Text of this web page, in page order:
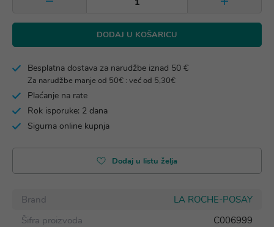
DODAJ U KOŠARICU
Besplatna dostava za narudžbe iznad 50 €
Za narudžbe manje od 50€ : već od 5,30€
Plaćanje na rate
Rok isporuke: 2 dana
Sigurna online kupnja
Dodaj u listu želja
Brand
LA ROCHE-POSAY
Šifra proizvoda
C006999